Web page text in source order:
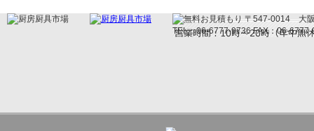
〒547-0014 大阪
TEL：06-6777-9736 FAX：06-